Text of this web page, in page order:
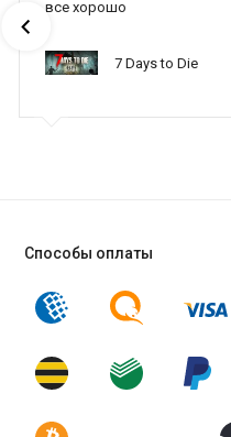
все хорошо
7 Days to Die
Способы оплаты